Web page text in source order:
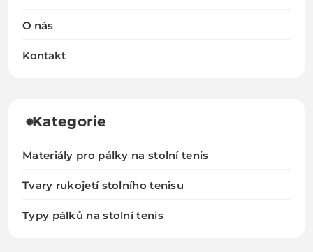
O nás
Kontakt
Kategorie
Materiály pro pálky na stolní tenis
Tvary rukojetí stolního tenisu
Typy pálků na stolní tenis